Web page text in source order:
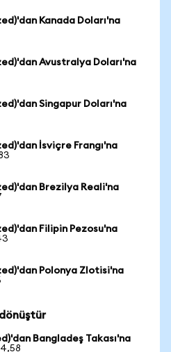
Kanada Doları'na
Avustralya Doları'na
Singapur Doları'na
İsviçre Frangı'na
Brezilya Reali'na
Filipin Pezosu'na
Polonya Zlotisi'na
Bangladeş Takası'na